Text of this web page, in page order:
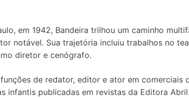
em 1942, Bandeira trilhou um caminho
notável. Sua trajetória incluiu trabalhos no
diretor e cenógrafo.
de redator, editor e ator em comerciais
infantis publicadas em revistas da Editora Abril.